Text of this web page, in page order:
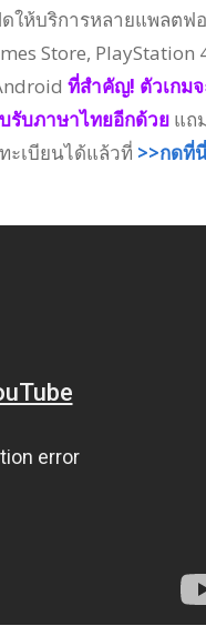
ให้บริการหลายแพลตฟ
Store, PlayStation
ที่สำคัญ! ตัวเกม
รับภาษาไทยอีกด้วยแถ
ะเบียนได้แล้วที่ >>กดที่